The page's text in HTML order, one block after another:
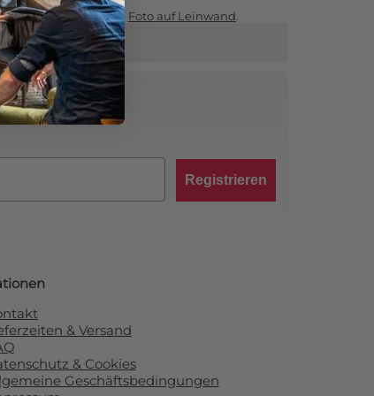
unserer Hauptseite Foto auf Leinwand
von 10 %!
Registrieren
& Versand
& Cookies
Geschäftsbedingungen